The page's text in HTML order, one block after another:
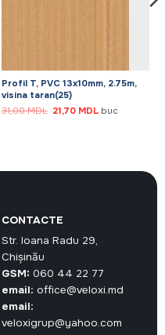
Profil T, PVC 13x10mm, 2.75m,
visina taran(25)
31,00MDL Prețul
inițial
21,70 MDLPrețul
buc
CONTACTE
Str. Ioana Radu 29,
Chișinău
GSM: 060 44 22 77
email: office@veloxi.md
email:
veloxigrup@yahoo.com